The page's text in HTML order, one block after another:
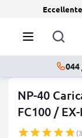
Eccellente
044
NP-40
FC100 /